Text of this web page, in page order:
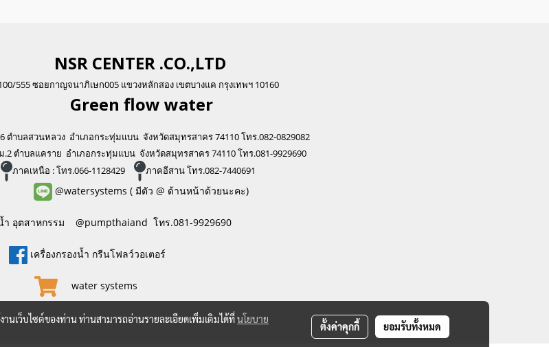
NSR CENTER .CO.,LTD
555 ซอยกาญจนาภิเษก005 แขวงหลักสอง เขตบางแค กรุงเทพฯ 10160
Green flow water
ตำบลสวนหลวง อำเภอกระทุ่มแบน จังหวัดสมุทรสาคร 74110 โทร.082-0829082
.2 ตำบลแคราย อำเภอกระทุ่มแบน จังหวัดสมุทรสาคร 74110 โทร.081-9929690
ภาคเหนือ : โทร.066-1128429
ภาคอีสาน โทร.082-7440691
@watersystems ( มีตัว @ ด้านหน้าด้วยนะคะ)
ำ อุตสาหกรรม @pumpthaiand โทร.081-9929690
เครื่องกรองน้ำ กรีนโฟลว์วอเตอร์
water systems
นเว็บไซต์ของท่าน ท่านสามารถอ่านรายละเอียดเพิ่มเติมได้ที่นโยบาย
ตั้งค่าคุกกี้ ยอมรับทั้งหมด